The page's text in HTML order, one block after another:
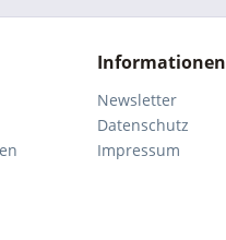
Informationen
Newsletter
Datenschutz
Impressum